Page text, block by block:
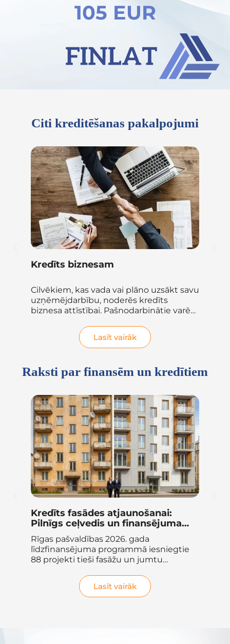
105 EUR
Citi kreditēšanas pakalpojumi
Kredīts biznesam
Cilvēkiem, kas vada vai plāno uzsākt savu
uzņēmējdarbību, noderēs kredīts
biznesa attīstībai. Pašnodarbinātie varēs
Lasīt vairāk
Raksti par finansēm un kredītiem
Kredīts fasādes atjaunošanai:
Pilnīgs ceļvedis un finansējuma
salīdzinājums 2026. gadā
Rīgas pašvaldības 2026. gada
līdzfinansējuma programmā iesniegtie
88 projekti tieši fasāžu un jumtu
Lasīt vairāk